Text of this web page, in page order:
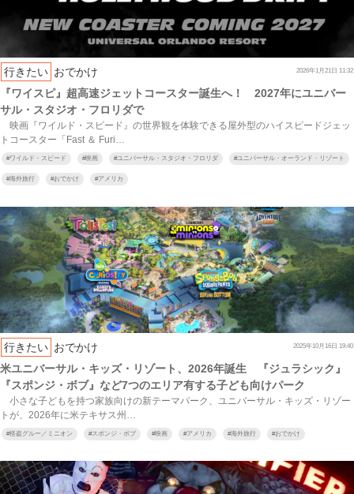
行きたい おでかけ 2026年1月21日 11:32
『ワイスピ』超高速ジェットコースター誕生へ！ 2027年にユニバー
サル・スタジオ・フロリダで
映画『ワイルド・スピード』の世界観を体験できる屋外型のハイスピードジェッ
トコースター「Fast ＆ Furi…
#ワイルド・スピード #映画 #ユニバーサル・スタジオ・フロリダ #ユニバーサル・オーランド・リゾート
#海外旅行 #おでかけ #アメリカ
行きたい おでかけ 2025年10月16日 19:40
米ユニバーサル・キッズ・リゾート、2026年誕生 『ジュラシック』
『スポンジ・ボブ』など7つのエリア有する子ども向けパーク
小さな子どもを持つ家族向けの新テーマパーク、ユニバーサル・キッズ・リゾー
トが、2026年に米テキサス州…
#怪盗グルー／ミニオン #スポンジ・ボブ #映画 #アメリカ #海外旅行 #おでかけ